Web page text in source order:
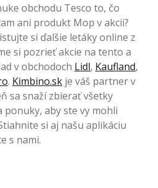
obchodu Tesco to, čo
ani produkt Mop v akcii?
si ďalšie letáky online z
si pozrieť akcie na tento a
v obchodoch Lidl, Kaufland,
. Kimbino.sk je váš partner v
sa snaží zbierať všetky
ponuky, aby ste vy mohli
si aj našu aplikáciu
s nami.